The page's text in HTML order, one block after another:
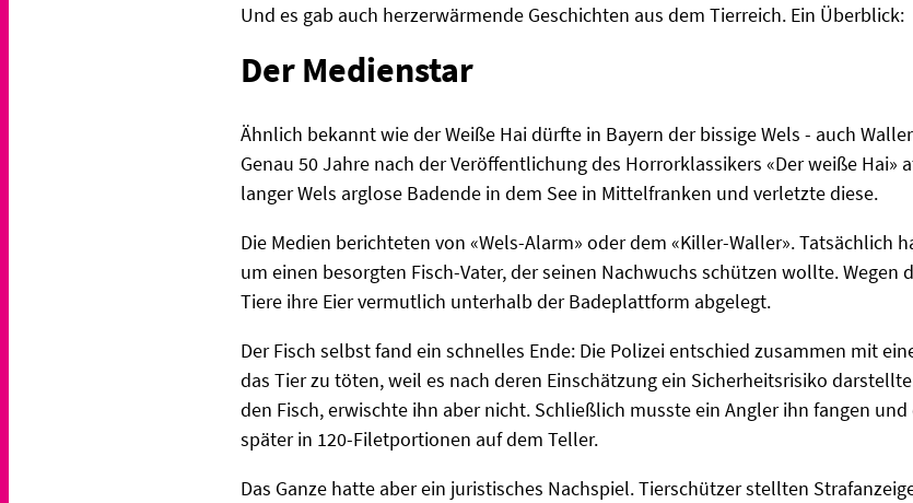
Und es gab auch herzerwärmende Geschichten aus dem Tierreich. Ein Überblick:
Der Medienstar
Ähnlich bekannt wie der Weiße Hai dürfte in Bayern der bissige Wels - auch
Genau 50 Jahre nach der Veröffentlichung des Horrorklassikers «Der weiße Hai»
langer Wels arglose Badende in dem See in Mittelfranken und verletzte diese.
Die Medien berichteten von «Wels-Alarm» oder dem «Killer-Waller». Tatsächlich
um einen besorgten Fisch-Vater, der seinen Nachwuchs schützen wollte. Wegen
Tiere ihre Eier vermutlich unterhalb der Badeplattform abgelegt.
Der Fisch selbst fand ein schnelles Ende: Die Polizei entschied zusammen mit
das Tier zu töten, weil es nach deren Einschätzung ein Sicherheitsrisiko
den Fisch, erwischte ihn aber nicht. Schließlich musste ein Angler ihn fangen
später in 120-Filetportionen auf dem Teller.
Das Ganze hatte aber ein juristisches Nachspiel. Tierschützer stellten